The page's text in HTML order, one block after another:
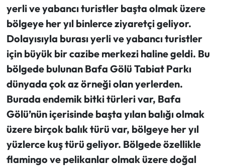
yerli ve yabancı turistler başta olmak üzere
bölgeye her yıl binlerce ziyaretçi geliyor.
Dolayısıyla burası yerli ve yabancı turistler
için büyük bir cazibe merkezi haline geldi. Bu
bölgede bulunan Bafa Gölü Tabiat Parkı
dünyada çok az örneği olan yerlerden.
Burada endemik bitki türleri var, Bafa
Gölü’nün içerisinde başta yılan balığı olmak
üzere birçok balık türü var, bölgeye her yıl
yüzlerce kuş türü geliyor. Bölgede özellikle
flamingo ve pelikanlar olmak üzere doğal